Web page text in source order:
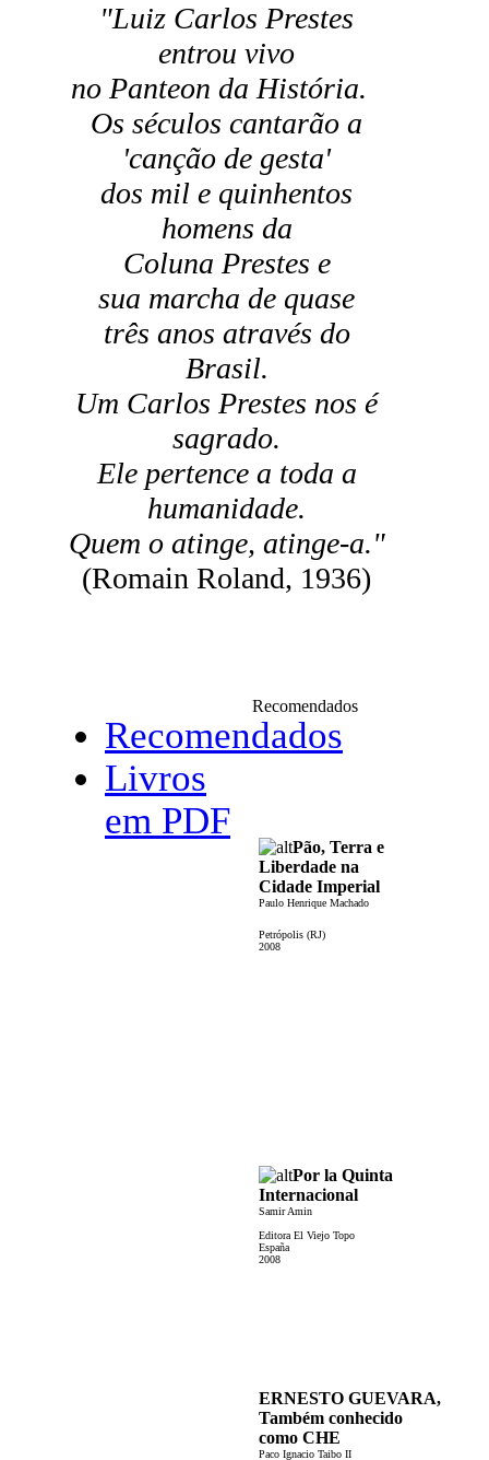
"Luiz Carlos Prestes
entrou vivo
no Panteon da História.
Os séculos cantarão a
'canção de gesta'
dos mil e quinhentos
homens da
Coluna Prestes e
sua marcha de quase
três anos através do
Brasil.
Um Carlos Prestes nos é
sagrado.
Ele pertence a toda a
humanidade.
Quem o atinge, atinge-a."
(Romain Roland, 1936)
Recomendados
Livros
em PDF
Recomendados
Pão, Terra e
Liberdade na
Cidade Imperial
Paulo Henrique Machado
Petrópolis (RJ)
2008
Por la Quinta
Internacional
Samir Amin
Editora El Viejo Topo
España
2008
ERNESTO GUEVARA,
Também conhecido
como CHE
Paco Ignacio Taibo II